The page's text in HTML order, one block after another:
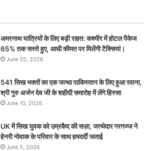
अमरनाथ यात्रियों के लिए बड़ी राहत: कश्मीर में होटल पैकेज
65% तक सस्ते हुए, आधी कीमत पर मिलेंगी टैक्सियां।
June 20, 2026
541 सिख भक्तों का एक जत्था पाकिस्तान के लिए हुआ रवाना,
श्री गुरु अर्जन देव जी के शहीदी समारोह में लेंगे हिस्सा
June 10, 2026
UK में सिख युवक को उम्रकैद की सज़ा, जत्थेदार गरगज्ज ने
हेनरी नोवाक के परिवार के साथ हमदर्दी जताई
June 5, 2026